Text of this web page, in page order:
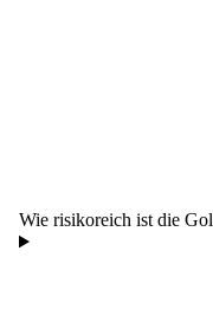
Wie risikoreich ist die